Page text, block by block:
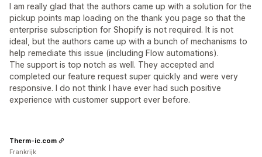
I am really glad that the authors came up with a solution for the
pickup points map loading on the thank you page so that the
enterprise subscription for Shopify is not required. It is not
ideal, but the authors came up with a bunch of mechanisms to
help remediate this issue (including Flow automations).
The support is top notch as well. They accepted and
completed our feature request super quickly and were very
responsive. I do not think I have ever had such positive
experience with customer support ever before.
Therm-ic.com
Frankrijk